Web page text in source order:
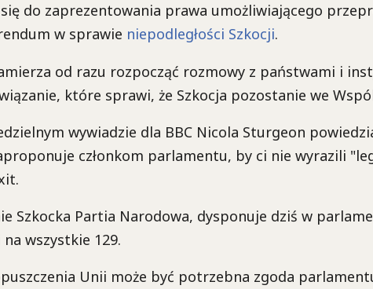
do zaprezentowania prawa umożliwiającego
w sprawie niepodległości Szkocji.
od razu rozpocząć rozmowy z państwami i
które sprawi, że Szkocja pozostanie we
wywiadzie dla BBC Nicola Sturgeon
członkom parlamentu, by ci nie wyrazili
Szkocka Partia Narodowa, dysponuje dziś w
wszystkie 129.
Unii może być potrzebna zgoda